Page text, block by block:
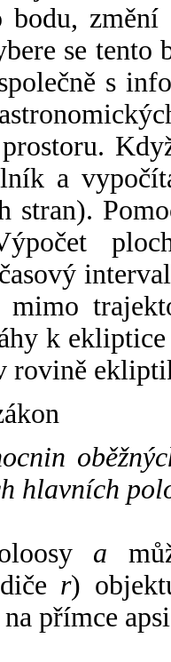
se tento
s
a
stran).
k
rovině
hlavních
a
r)
přímce